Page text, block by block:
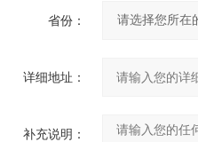
省份：
详细地址：
补充说明：